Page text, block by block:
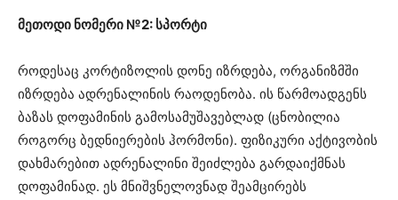
მეთოდი ნომერი №2: სპორტი
როდესაც კორტიზოლის დონე იზრდება, ორგანიზმში
იზრდება ადრენალინის რაოდენობა. ის წარმოადგენს
ბაზას დოფამინის გამოსამუშავებლად (ცნობილია
როგორც ბედნიერების ჰორმონი). ფიზიკური აქტივობის
დახმარებით ადრენალინი შეიძლება გარდაიქმნას
დოფამინად. ეს მნიშვნელოვნად შეამცირებს